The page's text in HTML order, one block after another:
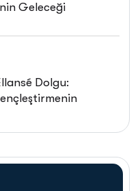
Geleceği
Dolgu: